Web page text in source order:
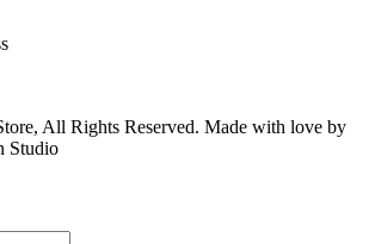
All Rights Reserved. Made with love by
Studio